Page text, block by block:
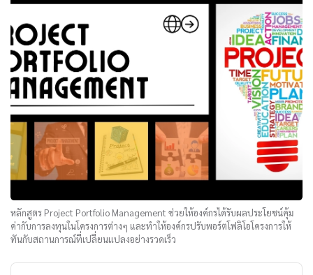
หลักสูตร Project Portfolio Management ช่วยให้องค์กรได้รับผลประโยชน์คุ้ม
ค่ากับการลงทุนในโครงการต่างๆ และทำให้องค์กรปรับพอร์ตโฟลิโอโครงการให้
ทันกับสถานการณ์ที่เปลี่ยนแปลงอย่างรวดเร็ว